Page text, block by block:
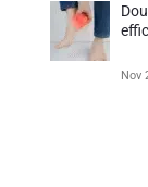
Nov